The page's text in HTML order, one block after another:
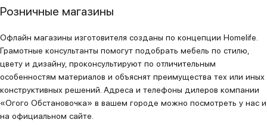
Розничные магазины
Офлайн магазины изготовителя созданы по концепции Homelife.
Грамотные консультанты помогут подобрать мебель по стилю,
цвету и дизайну, проконсультируют по отличительным
особенностям материалов и объяснят преимущества тех или иных
конструктивных решений. Адреса и телефоны дилеров компании
«Огого Обстановочка» в вашем городе можно посмотреть у нас и
на официальном сайте.